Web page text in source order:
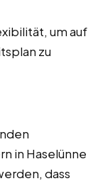
um auf
zu
in Haselünne
dass